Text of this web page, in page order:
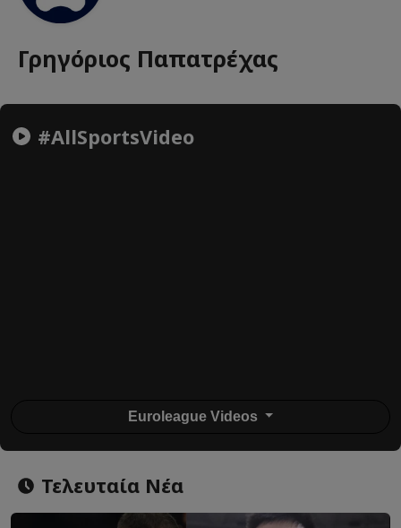
Γρηγόριος Παπατρέχας
#AllSportsVideo
Euroleague Videos
Τελευταία Νέα